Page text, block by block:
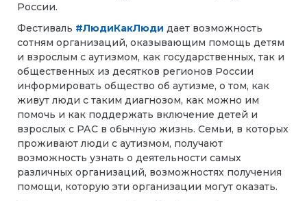
России.
Фестиваль #ЛюдиКакЛюди дает возможность
сотням организаций, оказывающим помощь детям
и взрослым с аутизмом, как государственных, так и
общественных из десятков регионов России
информировать общество об аутизме, о том, как
живут люди с таким диагнозом, как можно им
помочь и как поддержать включение детей и
взрослых с РАС в обычную жизнь. Семьи, в которых
проживают люди с аутизмом, получают
возможность узнать о деятельности самых
различных организаций, возможностях получения
помощи, которую эти организации могут оказать.